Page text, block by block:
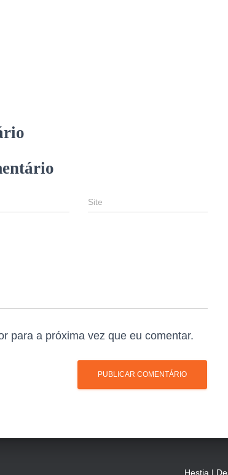
Site
para a próxima vez que eu comentar.
Hestia |